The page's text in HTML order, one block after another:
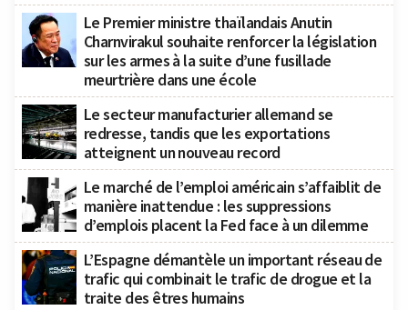
Le Premier ministre thaïlandais Anutin
Charnvirakul souhaite renforcer la législation
sur les armes à la suite d’une fusillade
meurtrière dans une école
Le secteur manufacturier allemand se
redresse, tandis que les exportations
atteignent un nouveau record
Le marché de l’emploi américain s’affaiblit de
manière inattendue : les suppressions
d’emplois placent la Fed face à un dilemme
L’Espagne démantèle un important réseau de
trafic qui combinait le trafic de drogue et la
traite des êtres humains